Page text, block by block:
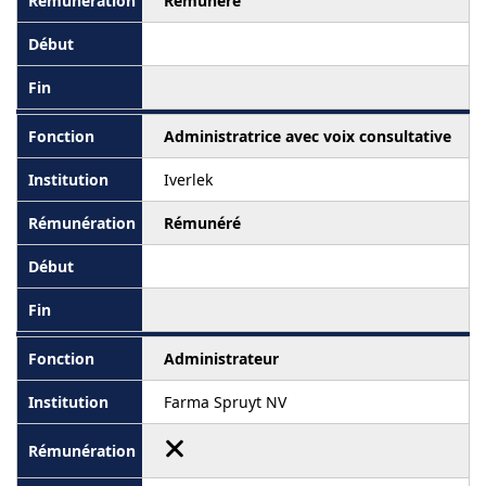
Administratrice avec voix consultative
Iverlek
Rémunéré
Administrateur
Farma Spruyt NV